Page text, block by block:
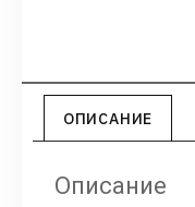
ОПИСАНИЕ
Описание